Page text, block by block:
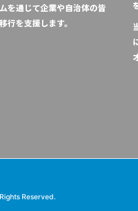
を通じて企業や自治体の皆
行を支援します。
Reserved.